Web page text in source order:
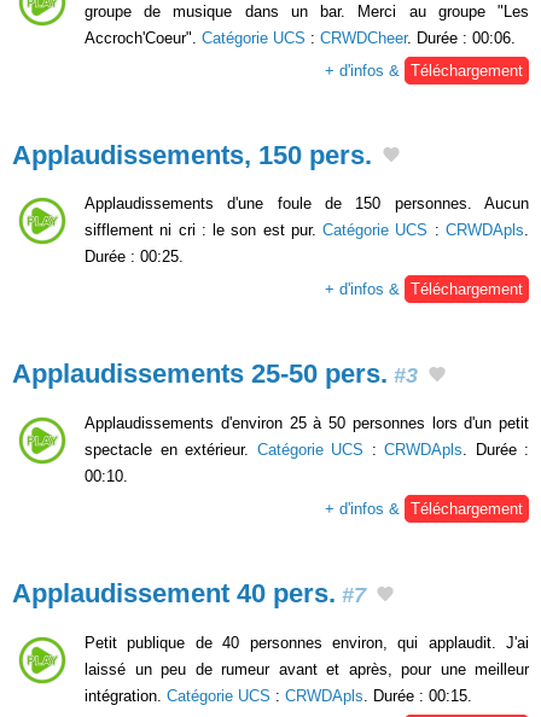
groupe de musique dans un bar. Merci au groupe "Les
Accroch'Coeur". Catégorie UCS : CRWDCheer. Durée : 00:06.
+ d'infos &
Téléchargement
Applaudissements, 150 pers.
Applaudissements d'une foule de 150 personnes. Aucun
sifflement ni cri : le son est pur.Catégorie UCS :CRWDApls.
Durée : 00:25.
+ d'infos & Téléchargement
Applaudissements 25-50 pers. #3
Applaudissements d'environ 25 à 50 personnes lors d'un petit
spectacle en extérieur. Catégorie UCS : CRWDApls . Durée :
00:10.
+ d'infos &
Téléchargement
Applaudissement 40 pers. #7
Petit publique de 40 personnes environ, qui applaudit. J'ai
laissé un peu de rumeur avant et après, pour une meilleur
intégration. Catégorie UCS : CRWDApls . Durée : 00:15.